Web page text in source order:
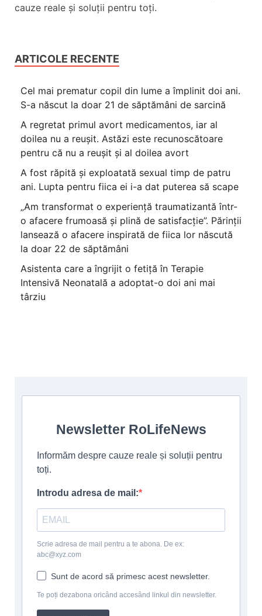
cauze reale și soluții pentru toți.
ARTICOLE RECENTE
Cel mai prematur copil din lume a împlinit doi ani.
S-a născut la doar 21 de săptămâni de sarcină
A regretat primul avort medicamentos, iar al
doilea nu a reușit. Astăzi este recunoscătoare
pentru că nu a reușit și al doilea avort
A fost răpită și exploatată sexual timp de patru
ani. Lupta pentru fiica ei i-a dat puterea să scape
„Am transformat o experiență traumatizantă într-
o afacere frumoasă și plină de satisfacție”. Părinții
lansează o afacere inspirată de fiica lor născută
la doar 22 de săptămâni
Asistenta care a îngrijit o fetiță în Terapie
Intensivă Neonatală a adoptat-o doi ani mai
târziu
Newsletter RoLifeNews
Informăm despre cauze reale și soluții pentru
toți.
Introdu adresa de mail:
Scrie adresa de mail pentru a te abona. De ex:
abc@xyz.com
Sunt de acord să primesc acest newsletter.
Te poți dezabona oricând accesând linkul din newsletter.